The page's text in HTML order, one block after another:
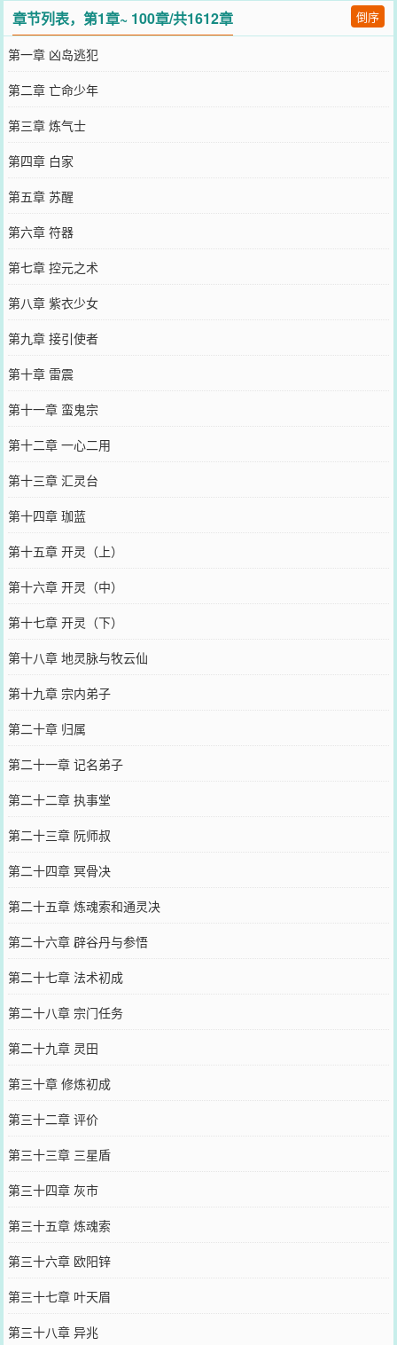
章节列表，第1章~ 100章/共1612章 倒序
第一章 凶岛逃犯
第二章 亡命少年
第三章 炼气士
第四章 白家
第五章 苏醒
第六章 符器
第七章 控元之术
第八章 紫衣少女
第九章 接引使者
第十章 雷震
第十一章 蛮鬼宗
第十二章 一心二用
第十三章 汇灵台
第十四章 珈蓝
第十五章 开灵（上）
第十六章 开灵（中）
第十七章 开灵（下）
第十八章 地灵脉与牧云仙
第十九章 宗内弟子
第二十章 归属
第二十一章 记名弟子
第二十二章 执事堂
第二十三章 阮师叔
第二十四章 冥骨决
第二十五章 炼魂索和通灵决
第二十六章 辟谷丹与参悟
第二十七章 法术初成
第二十八章 宗门任务
第二十九章 灵田
第三十章 修炼初成
第三十二章 评价
第三十三章 三星盾
第三十四章 灰市
第三十五章 炼魂索
第三十六章 欧阳锌
第三十七章 叶天眉
第三十八章 异兆